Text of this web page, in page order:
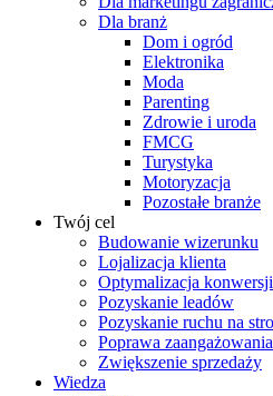
Dla branż
Dom i ogród
Elektronika
Moda
Parenting
Zdrowie i uroda
FMCG
Turystyka
Motoryzacja
Pozostałe branże
Twój cel
Budowanie wizerunku
Lojalizacja klienta
Optymalizacja konwersji
Pozyskanie leadów
Pozyskanie ruchu na
Poprawa
Zwiększenie sprzedaży
Wiedza